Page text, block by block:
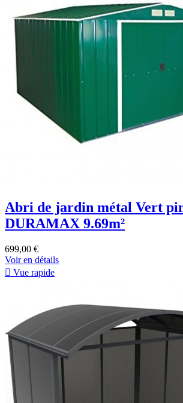
Abri de jardin métal Vert
DURAMAX 9.69m²
699,00 €
Voir en détails
 Vue rapide